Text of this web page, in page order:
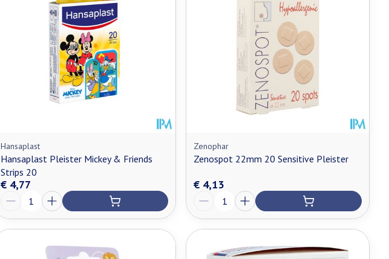
Hansaplast
Hansaplast Pleister Mickey & Friends
Strips 20
€ 4,77
Aantal
Zenophar
Zenospot 22mm 20 Sensitive Pleister
€ 4,13
Aantal